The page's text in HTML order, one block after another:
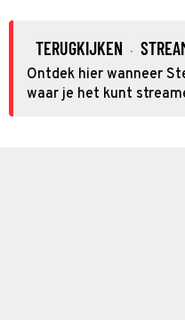
TERUGKIJKEN ·
Ontdek hier wanneer
waar je het kunt